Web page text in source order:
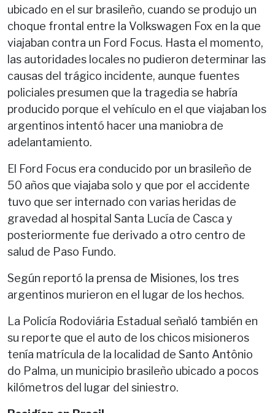
ubicado en el sur brasileño, cuando se produjo un
choque frontal entre la Volkswagen Fox en la que
viajaban contra un Ford Focus. Hasta el momento,
las autoridades locales no pudieron determinar las
causas del trágico incidente, aunque fuentes
policiales presumen que la tragedia se habría
producido porque el vehículo en el que viajaban los
argentinos intentó hacer una maniobra de
adelantamiento.
El Ford Focus era conducido por un brasileño de
50 años que viajaba solo y que por el accidente
tuvo que ser internado con varias heridas de
gravedad al hospital Santa Lucía de Casca y
posteriormente fue derivado a otro centro de
salud de Paso Fundo.
Según reportó la prensa de Misiones, los tres
argentinos murieron en el lugar de los hechos.
La Policía Rodoviária Estadual señaló también en
su reporte que el auto de los chicos misioneros
tenía matrícula de la localidad de Santo Antônio
do Palma, un municipio brasileño ubicado a pocos
kilómetros del lugar del siniestro.